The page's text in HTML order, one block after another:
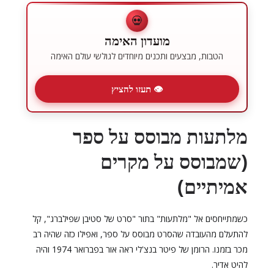
💀
מועדון האימה
הטבות, מבצעים ותכנים מיוחדים לגולשי עולם האימה
👁 תעזו להציץ
מלתעות מבוסס על ספר
(שמבוסס על מקרים
אמיתיים)
כשמתייחסים אל "מלתעות" בתור "סרט של סטיבן שפילברג", קל
להתעלם מהעובדה שהסרט מבוסס על ספר, ואפילו כזה שהיה רב
מכר בזמנו. הרומן של פיטר בנצ'לי ראה אור בפברואר 1974 והיה
להיט אדיר.